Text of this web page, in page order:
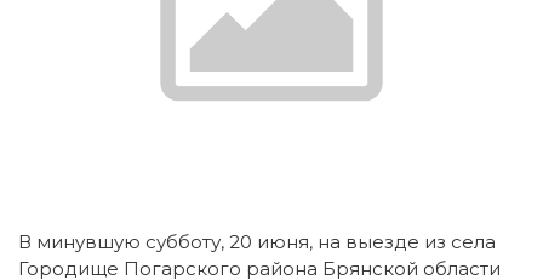
В минувшую субботу, 20 июня, на выезде из села
Городище Погарского района Брянской области